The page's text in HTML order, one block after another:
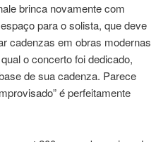
brinca novamente com
para o solista, que deve
cadenzas em obras modernas
o concerto foi dedicado,
de sua cadenza. Parece
é perfeitamente